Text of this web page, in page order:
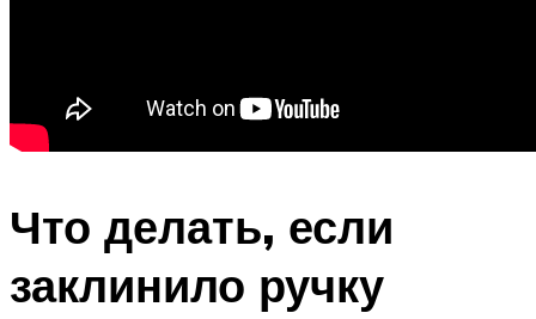
Что делать, если
заклинило ручку